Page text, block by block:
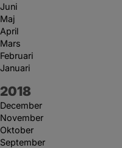
Juni
Maj
April
Mars
Februari
Januari
År:
2018
December
November
Oktober
September